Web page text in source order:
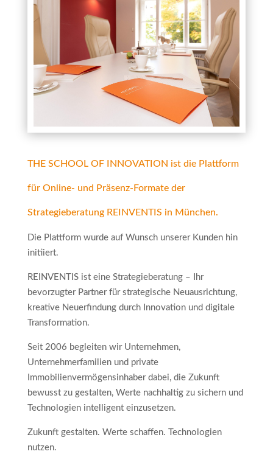
THE SCHOOL OF INNOVATION ist die Plattform
für Online- und Präsenz-Formate der
Strategieberatung REINVENTIS in München.
Die Plattform wurde auf Wunsch unserer Kunden hin
initiiert.
REINVENTIS ist eine Strategieberatung – Ihr
bevorzugter Partner für strategische Neuausrichtung,
kreative Neuerfindung durch Innovation und digitale
Transformation.
Seit 2006 begleiten wir Unternehmen,
Unternehmerfamilien und private
Immobilienvermögensinhaber dabei, die Zukunft
bewusst zu gestalten, Werte nachhaltig zu sichern und
Technologien intelligent einzusetzen.
Zukunft gestalten. Werte schaffen. Technologien
nutzen.